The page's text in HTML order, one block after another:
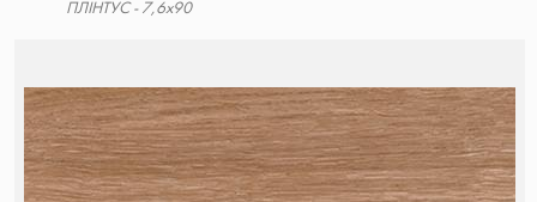
ПЛІНТУС - 7,6x90
15x34,5
7,6x90